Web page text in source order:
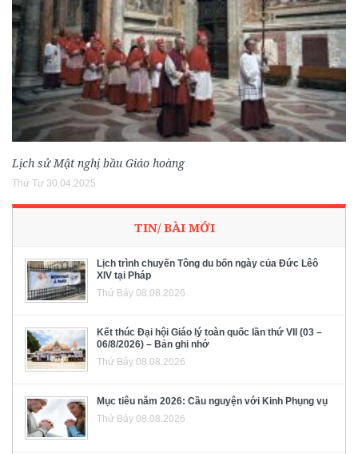
Lịch sử Mật nghị bầu Giáo hoàng
Thứ Tư 30.04.2025
TIN/ BÀI MỚI
Lịch trình chuyến Tông du bốn ngày của Đức Lêô
XIV tại Pháp
Thứ Bảy 08.08.2026
Kết thúc Đại hội Giáo lý toàn quốc lần thứ VII (03 –
06/8/2026) – Bản ghi nhớ
Thứ Bảy 08.08.2026
Mục tiêu năm 2026: Cầu nguyện với Kinh Phụng vụ
Thứ Bảy 08.08.2026